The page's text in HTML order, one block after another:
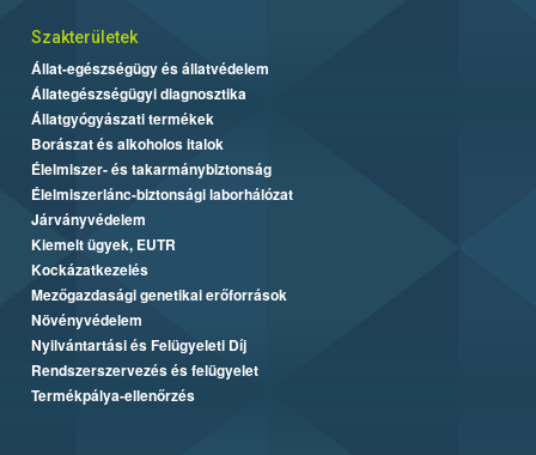
Szakterületek
Állat-egészségügy és állatvédelem
Állategészségügyi diagnosztika
Állatgyógyászati termékek
Borászat és alkoholos italok
Élelmiszer- és takarmánybiztonság
Élelmiszerlánc-biztonsági laborhálózat
Járványvédelem
Kiemelt ügyek, EUTR
Kockázatkezelés
Mezőgazdasági genetikai erőforrások
Növényvédelem
Nyilvántartási és Felügyeleti Díj
Rendszerszervezés és felügyelet
Termékpálya-ellenőrzés